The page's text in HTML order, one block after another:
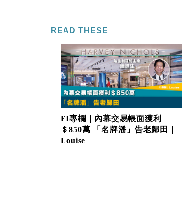
READ THESE
FI專欄｜內幕交易帳面獲利
＄850萬 「名牌潘」告老歸田｜
Louise